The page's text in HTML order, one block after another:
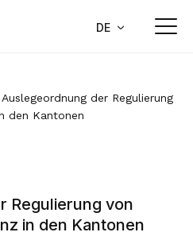
DE
Auslegeordnung der Regulierung
den Kantonen
Regulierung von
in den Kantonen